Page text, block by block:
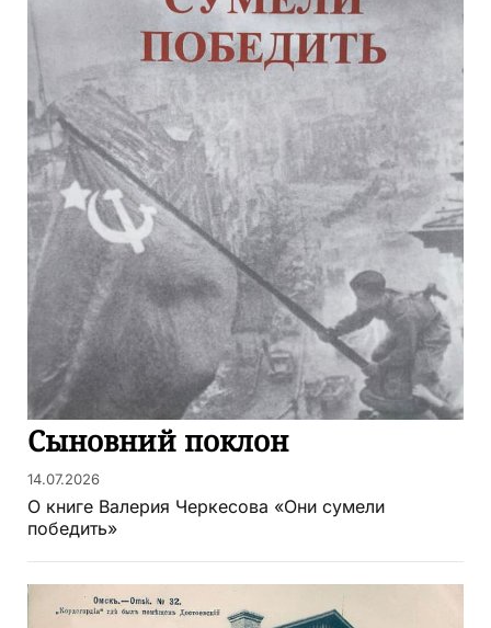
Сыновний поклон
14.07.2026
О книге Валерия Черкесова «Они сумели
победить»